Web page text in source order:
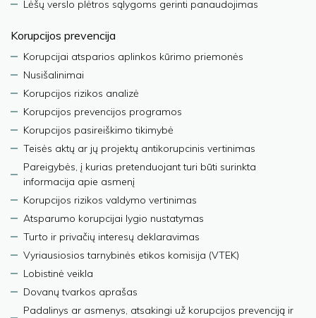
Lėšų verslo plėtros sąlygoms gerinti panaudojimas
Korupcijos prevencija
Korupcijai atsparios aplinkos kūrimo priemonės
Nusišalinimai
Korupcijos rizikos analizė
Korupcijos prevencijos programos
Korupcijos pasireiškimo tikimybė
Teisės aktų ar jų projektų antikorupcinis vertinimas
Pareigybės, į kurias pretenduojant turi būti surinkta
informacija apie asmenį
Korupcijos rizikos valdymo vertinimas
Atsparumo korupcijai lygio nustatymas
Turto ir privačių interesų deklaravimas
Vyriausiosios tarnybinės etikos komisija (VTEK)
Lobistinė veikla
Dovanų tvarkos aprašas
Padalinys ar asmenys, atsakingi už korupcijos prevenciją ir